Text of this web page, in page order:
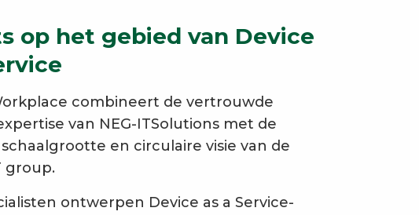
op het gebied van Device
combineert de vertrouwde
van NEG-ITSolutions met de
en circulaire visie van de
group.
ontwerpen Device as a Service-